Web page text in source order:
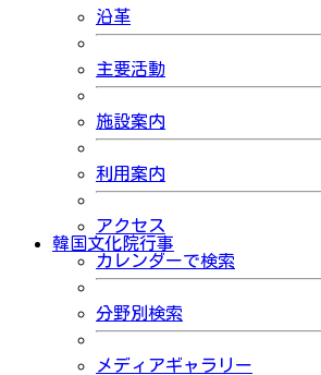
沿革
主要活動
施設案内
利用案内
アクセス
韓国文化院行事
カレンダーで検索
分野別検索
メディアギャラリー